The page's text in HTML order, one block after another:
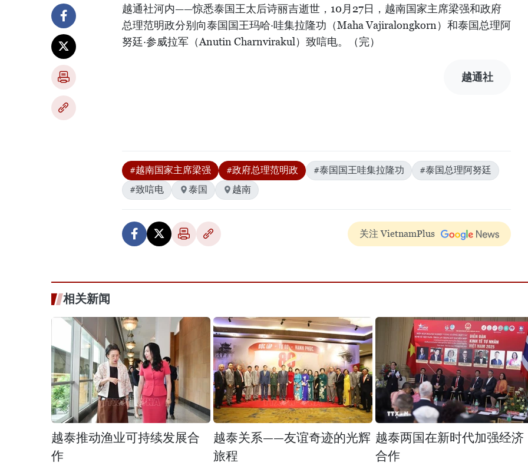
越通社河内——惊悉泰国王太后诗丽吉逝世，10月27日，越南国家主席梁强和政府
总理范明政分别向泰国国王玛哈·哇集拉隆功（Maha Vajiralongkorn）和泰国总理阿
努廷·参威拉军（Anutin Charnvirakul）致唁电。（完）
越通社
#越南国家主席梁强 #政府总理范明政 #泰国国王哇集拉隆功
#泰国总理阿努廷
#致唁电
泰国 越南
关注 VietnamPlus
相关新闻
越泰推动渔业可持续发展合
作
越泰关系——友谊奇迹的光辉
旅程
越泰两国在新时代加强经济
合作